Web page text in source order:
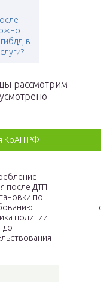
в
рассмотрим
КоАП РФ
после ДТП
по
полиции
до